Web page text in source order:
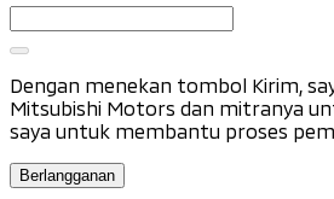
Dengan menekan tombol Kirim,
Mitsubishi Motors dan mitranya
saya untuk membantu proses
Berlangganan